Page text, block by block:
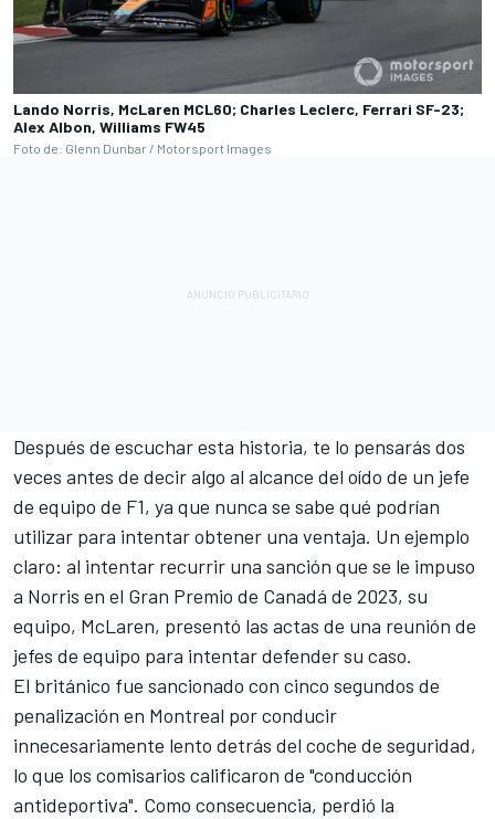
Lando Norris, McLaren MCL60; Charles Leclerc, Ferrari SF-23;
Alex Albon, Williams FW45
Foto de: Glenn Dunbar / Motorsport Images
Después de escuchar esta historia, te lo pensarás dos
veces antes de decir algo al alcance del oído de un jefe
de equipo de F1, ya que nunca se sabe qué podrían
utilizar para intentar obtener una ventaja. Un ejemplo
claro: al intentar recurrir una sanción que se le impuso
a Norris en el Gran Premio de Canadá de 2023, su
equipo, McLaren, presentó las actas de una reunión de
jefes de equipo para intentar defender su caso.
El británico fue sancionado con cinco segundos de
penalización en Montreal por conducir
innecesariamente lento detrás del coche de seguridad,
lo que los comisarios calificaron de "conducción
antideportiva". Como consecuencia, perdió la